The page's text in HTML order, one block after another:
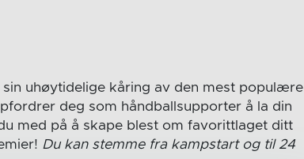
uhøytidelige kåring av den mest populære
deg som håndballsupporter å la din
med på å skape blest om favorittlaget ditt
Du kan stemme fra kampstart og til 24